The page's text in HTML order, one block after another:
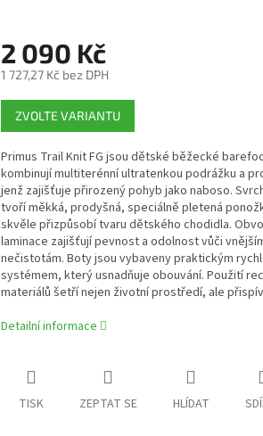
2 090 Kč
1 727,27 Kč bez DPH
Měrná
cena:
ZVOLTE VARIANTU
Primus Trail Knit FG jsou dětské běžecké
kombinují multiterénní ultratenkou podrážku a
jenž zajišťuje přirozený pohyb jako naboso.
tvoří měkká, prodyšná, speciálně pletená
skvěle přizpůsobí tvaru dětského chodidla.
laminace zajišťují pevnost a odolnost vůči
nečistotám. Boty jsou vybaveny praktickým
systémem, který usnadňuje obouvání. Použití
materiálů šetří nejen životní prostředí, ale
Detailní informace
TISK ZEPTAT SE HLÍDAT